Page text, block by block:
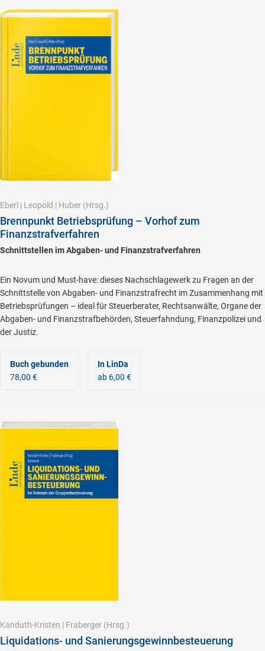
Eberl | Leopold | Huber (Hrsg.)
Brennpunkt Betriebsprüfung – Vorhof zum
Finanzstrafverfahren
Schnittstellen im Abgaben- und Finanzstrafverfahren
Ein Novum und Must-have: dieses Nachschlagewerk zu Fragen an der
Schnittstelle von Abgaben- und Finanzstrafrecht im Zusammenhang mit
Betriebsprüfungen – ideal für Steuerberater, Rechtsanwälte, Organe der
Abgaben- und Finanzstrafbehörden, Steuerfahndung, Finanzpolizei und
der Justiz.
Buch gebunden
78,00 €
In LinDa
ab 6,00 €
Kanduth-Kristen | Fraberger (Hrsg.)
Liquidations- und Sanierungsgewinnbesteuerung